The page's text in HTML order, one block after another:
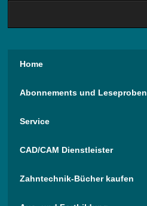
Home
Abonnements und Leseproben
Service
CAD/CAM Dienstleister
Zahntechnik-Bücher kaufen